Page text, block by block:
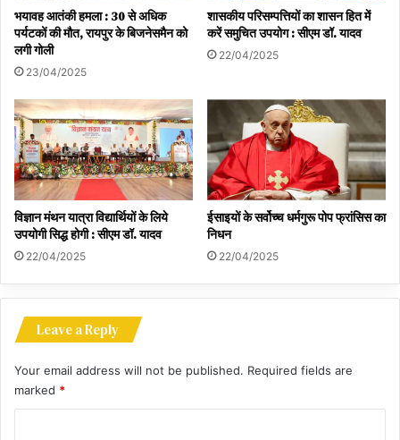
भयावह आतंकी हमला : 30 से अधिक
पर्यटकों की मौत, रायपुर के बिजनेसमैन को
लगी गोली
23/04/2025
शासकीय परिसम्पत्तियों का शासन हित में
करें समुचित उपयोग : सीएम डॉ. यादव
22/04/2025
विज्ञान मंथन यात्रा विद्यार्थियों के लिये
उपयोगी सिद्ध होगी : सीएम डॉ. यादव
22/04/2025
ईसाइयों के सर्वोच्च धर्मगुरू पोप फ्रांसिस का
निधन
22/04/2025
Leave a Reply
Your email address will not be published. Required fields are
marked *